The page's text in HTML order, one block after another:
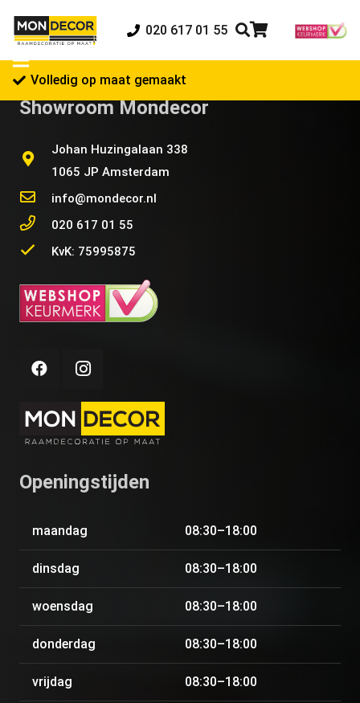
020 617 01 55
Volledig op maat gemaakt
Showroom Mondecor
Johan Huzingalaan 338
1065 JP Amsterdam
info@mondecor.nl
020 617 01 55
KvK: 75995875
Openingstijden
maandag 08:30–18:00
dinsdag 08:30–18:00
woensdag 08:30–18:00
donderdag 08:30–18:00
vrijdag 08:30–18:00